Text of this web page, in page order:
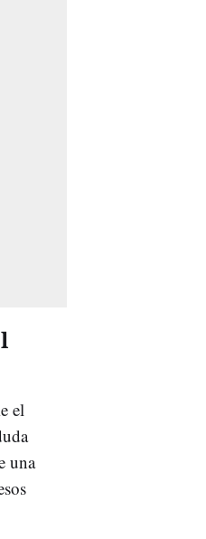
el
una